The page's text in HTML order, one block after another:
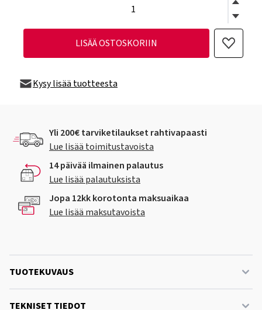
LISÄÄ OSTOSKORIIN
Kysy lisää tuotteesta
Yli 200€ tarviketilaukset rahtivapaasti
Lue lisää toimitustavoista
14 päivää ilmainen palautus
Lue lisää palautuksista
Jopa 12kk korotonta maksuaikaa
Lue lisää maksutavoista
TUOTEKUVAUS
TEKNISET TIEDOT